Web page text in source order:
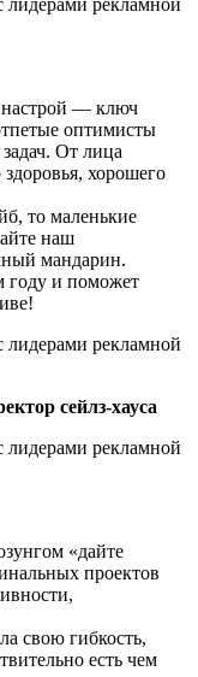
настрой — ключ
оптимисты
От лица
хорошего
то маленькие
наш
мандарин.
году и поможет
сейлз-хауса
«дайте
проектов
свою гибкость,
есть чем